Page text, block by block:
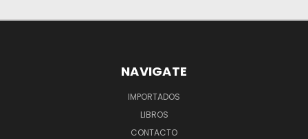
NAVIGATE
IMPORTADOS
LIBROS
CONTACTO